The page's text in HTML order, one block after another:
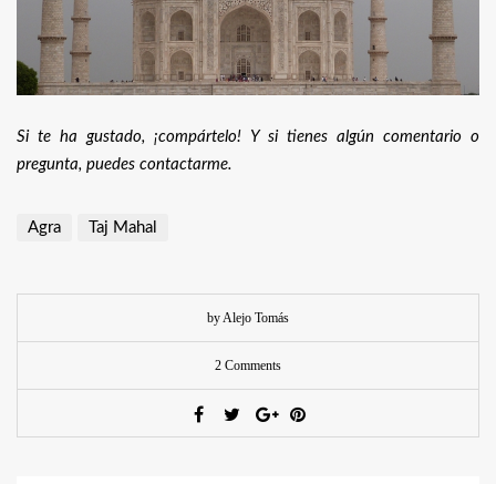
Si te ha gustado, ¡compártelo! Y si tienes algún comentario o
pregunta, puedes contactarme.
Agra Taj Mahal
by Alejo Tomás
2 Comments